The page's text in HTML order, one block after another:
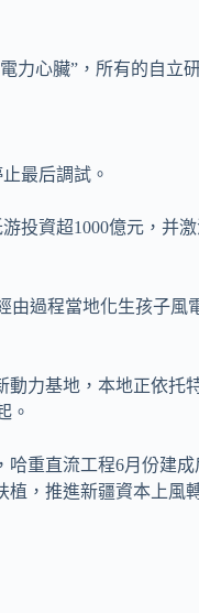
心臟”，所有的自立
最后調試。
投資超1000億元，
過程當地化生孩子風
力基地，本地正依托
。
重直流工程6月份建
，推進新疆資本上風